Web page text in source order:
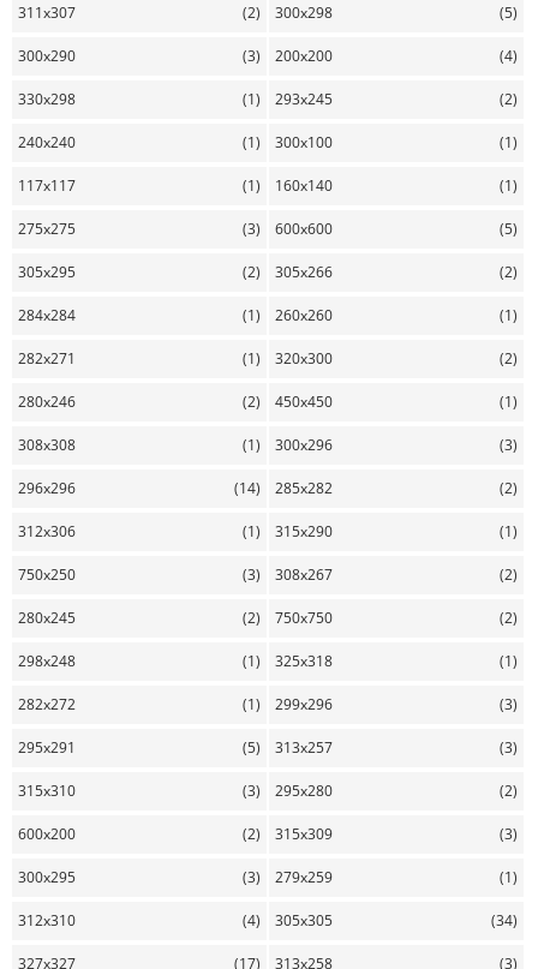
311x307 (2) 300x298 (5)
300x290 (3) 200x200 (4)
330x298 (1) 293x245 (2)
240x240 (1) 300x100 (1)
117x117 (1) 160x140 (1)
275x275 (3) 600x600 (5)
305x295 (2) 305x266 (2)
284x284 (1) 260x260 (1)
282x271 (1) 320x300 (2)
280x246 (2) 450x450 (1)
308x308 (1) 300x296 (3)
296x296 (14) 285x282 (2)
312x306 (1) 315x290 (1)
750x250 (3) 308x267 (2)
280x245 (2) 750x750 (2)
298x248 (1) 325x318 (1)
282x272 (1) 299x296 (3)
295x291 (5) 313x257 (3)
315x310 (3) 295x280 (2)
600x200 (2) 315x309 (3)
300x295 (3) 279x259 (1)
312x310 (4) 305x305 (34)
327x327 (17) 313x258 (3)